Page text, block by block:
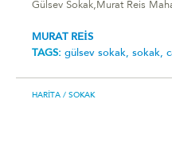
Gülsev Sokak,Murat Reis
MURAT REİS
TAGS: gülsev sokak, sokak,
HARITA / SOKAK